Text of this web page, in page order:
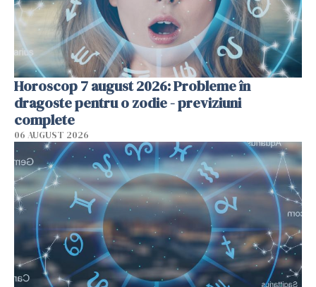
Horoscop 7 august 2026: Probleme în
dragoste pentru o zodie - previziuni
complete
06 AUGUST 2026